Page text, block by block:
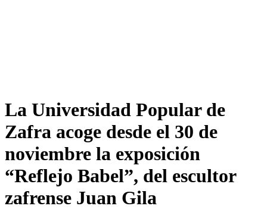
La Universidad Popular de
Zafra acoge desde el 30 de
noviembre la exposición
“Reflejo Babel”, del escultor
zafrense Juan Gila